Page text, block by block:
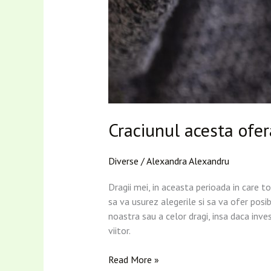
Craciunul acesta
Diverse /Alexandra Alexandru
Dragii mei, in aceasta perioada in care
sa va usurez alegerile si sa va ofer
noastra sau a celor dragi, insa daca
viitor.
Read More »